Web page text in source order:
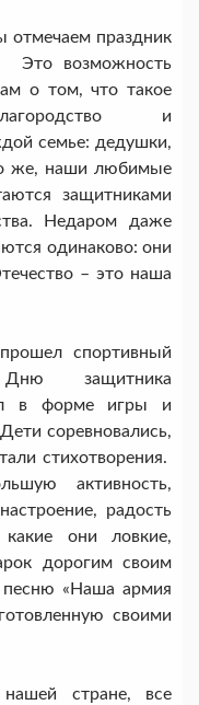
праздник
Это возможность
о том, что такое
и
семье: дедушки,
же, наши любимые
защитниками
Недаром даже
одинаково: они
– это наша
спортивный
защитника
в форме игры и
соревновались,
стихотворения.
активность,
радость
они ловкие,
дорогим своим
«Наша армия
своими
стране, все